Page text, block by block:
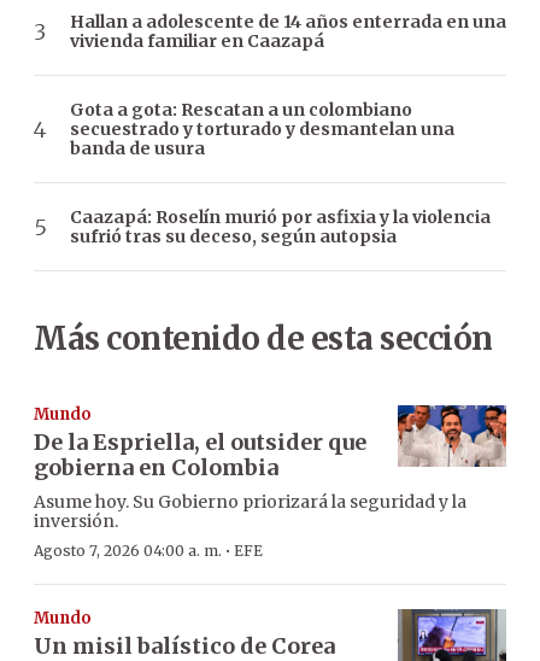
Hallan a adolescente de 14 años enterrada en una
vivienda familiar en Caazapá
Gota a gota: Rescatan a un colombiano
secuestrado y torturado y desmantelan una
banda de usura
Caazapá: Roselín murió por asfixia y la violencia
sufrió tras su deceso, según autopsia
Más contenido de esta sección
Mundo
De la Espriella, el outsider que
gobierna en Colombia
Asume hoy. Su Gobierno priorizará la seguridad y la
inversión.
Agosto 7, 2026 04:00 a. m. · EFE
Mundo
Un misil balístico de Corea